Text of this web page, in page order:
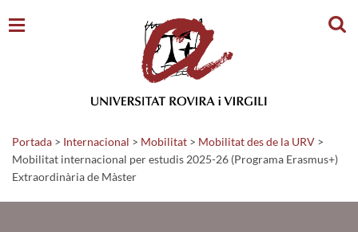
Portada > Internacional > Mobilitat > Mobilitat des de la URV >
Mobilitat internacional per estudis 2025-26 (Programa Erasmus+)
Extraordinària de Màster